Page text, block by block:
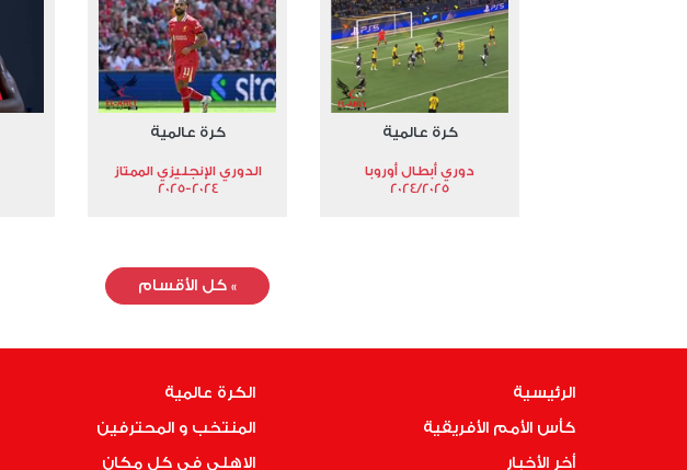
كرة عالمية
دوري أبطال أوروبا
2024/2025
كرة عالمية
الدوري الإنجليزي الممتاز
2024-2025
»كل الأقسام
الرئيسية
كأس الأمم الأفريقية
أخر الأخبار
الكرة عالمية
المنتخب و المحترفين
الاهلى فى كل مكان